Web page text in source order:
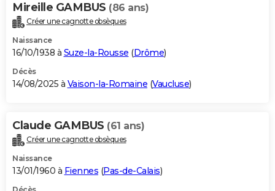
Alimentation
Guide de la santé
Maladies
Médicaments
Sommeil
VOYAGE
Destinations
City break
Voyage nature
Voyage de noces
Forum
Climat
+PHOTO
GUIDES D'ACHAT
BONS PLANS
Carte de Noël
Carte Bonne année
Carte Saint-Valentin
Carte Pâques
Carte d'anniversaire
DICTIONNAIRE
Dictionnaire
Biographies
Citations
Expressions
Proverbes
PROGRAMME TV
Mireille GAMBUS (86 ans)
Créer une cagnotte obsèques
Naissance
16/10/1938 à Suze-la-Rousse (Drôme)
Décès
14/08/2025 à Vaison-la-Romaine (Vaucluse)
Claude GAMBUS (61 ans)
Créer une cagnotte obsèques
Naissance
13/01/1960 à Fiennes (Pas-de-Calais)